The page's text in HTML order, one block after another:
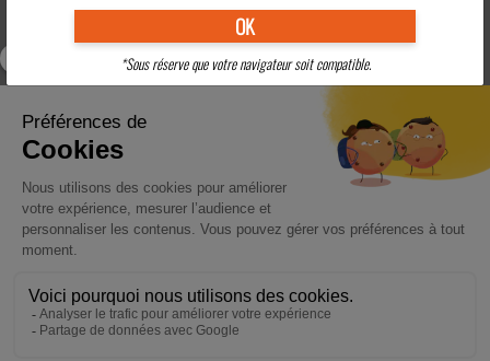
vacances Hébergement Restauration Adultes
Clubs Enfants Région
RÉSERVEZ VOTRE SÉJOUR EN VILLAGE VACANCES PRÈS DE
CHAMONIX : DÉCOUVREZ NOS TARIFS EN PENSION COMPLÈTE
RÉSERVER
OK
*Sous réserve que votre navigateur soit compatible.